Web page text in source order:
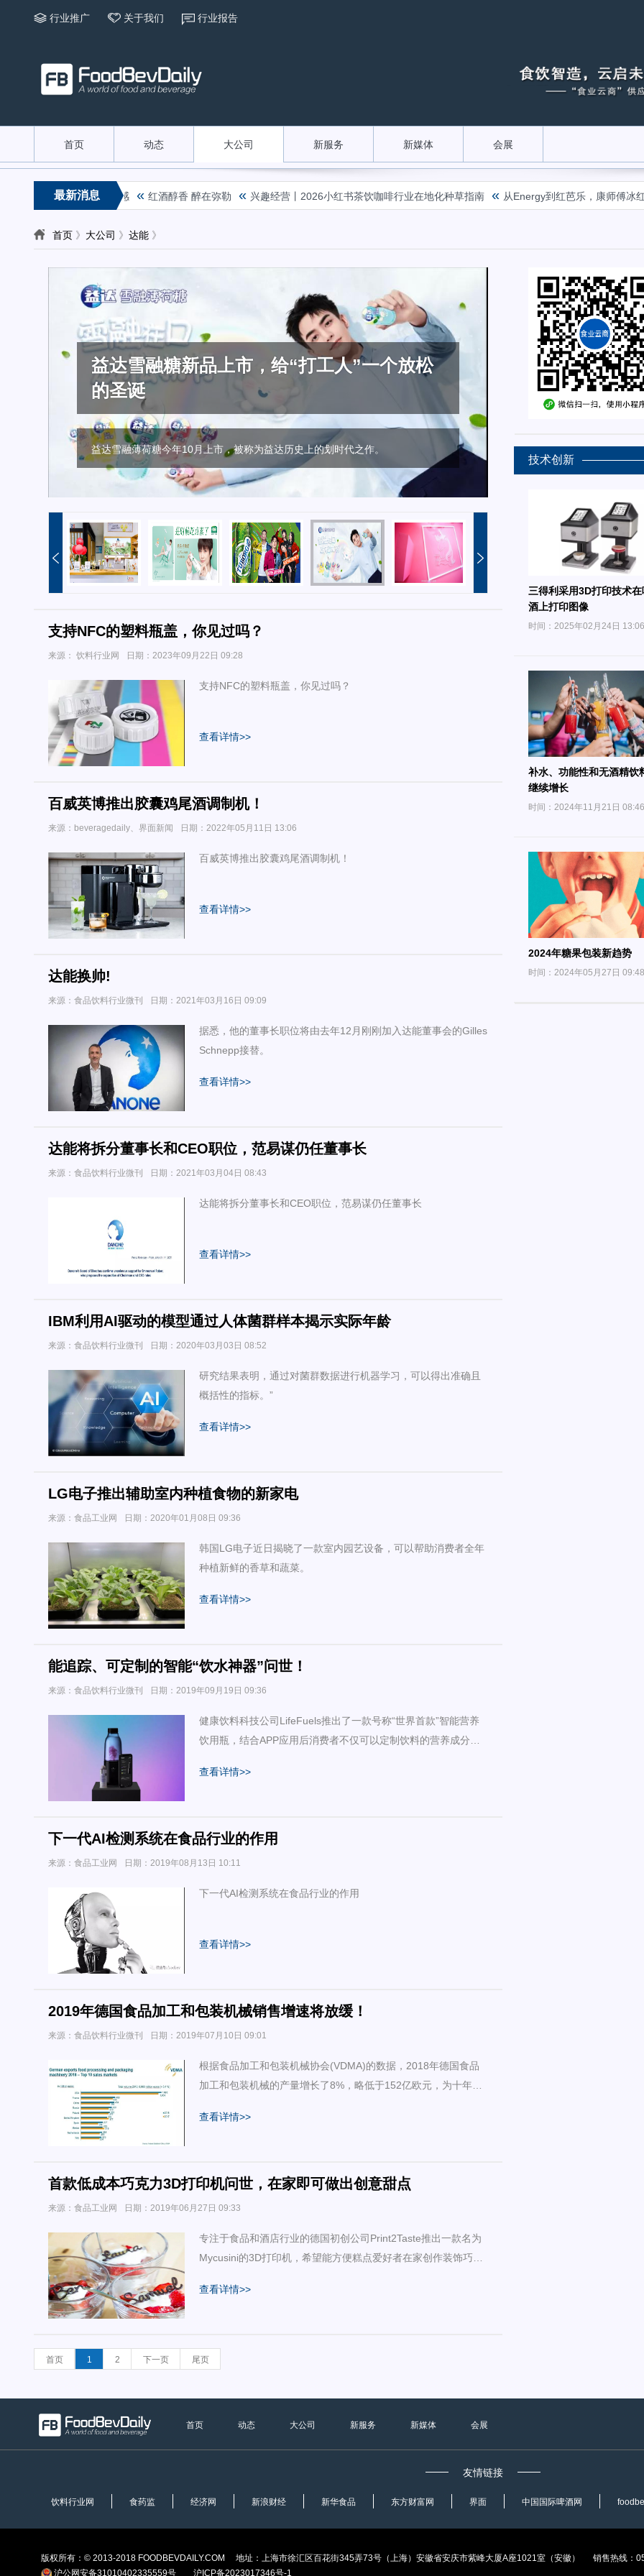
行业推广 关于我们 行业报告
首页 动态 大公司 新服务 新媒体 会展
最新消息
”重新定义秋天仪式感 « 红酒醇香 醉在弥勒 « 兴趣经营丨2026小红书茶饮咖啡行业在地化种草指南 « 从Energy到红芭乐，康师傅冰红茶
首页 》 大公司 》 达能 》
颜值？口味？话题？撩人的高品质新茶饮一
个都不能少
“奶油+”，能否成为饮品下一风口？
植物基风口，植选率先定义植物奶
植物基来势汹汹， 植选率先发力多维度定义植物奶
乐堡啤酒：好看的皮囊和好玩的灵魂，我全
都有
只有你想不到的，没有它玩不了的
益达雪融糖新品上市，给“打工人”一个放松
的圣诞
益达雪融薄荷糖今年10月上市，被称为益达历史上的划时代之作。
让消费者主动来“撩”， 味可滋如何做到的？
面对独立自主意识觉醒的Z世代，你得够潮流，够会玩。
支持NFC的塑料瓶盖，你见过吗？
来源： 饮料行业网 日期：2023年09月22日 09:28
支持NFC的塑料瓶盖，你见过吗？
查看详情>>
百威英博推出胶囊鸡尾酒调制机！
来源：beveragedaily、界面新闻 日期：2022年05月11日 13:06
百威英博推出胶囊鸡尾酒调制机！
查看详情>>
达能换帅!
来源：食品饮料行业微刊 日期：2021年03月16日 09:09
据悉，他的董事长职位将由去年12月刚刚加入达能董事会的Gilles
Schnepp接替。
查看详情>>
达能将拆分董事长和CEO职位，范易谋仍任董事长
来源：食品饮料行业微刊 日期：2021年03月04日 08:43
达能将拆分董事长和CEO职位，范易谋仍任董事长
查看详情>>
IBM利用AI驱动的模型通过人体菌群样本揭示实际年龄
来源：食品饮料行业微刊 日期：2020年03月03日 08:52
研究结果表明，通过对菌群数据进行机器学习，可以得出准确且
概括性的指标。”
查看详情>>
LG电子推出辅助室内种植食物的新家电
来源：食品工业网 日期：2020年01月08日 09:36
韩国LG电子近日揭晓了一款室内园艺设备，可以帮助消费者全年
种植新鲜的香草和蔬菜。
查看详情>>
能追踪、可定制的智能“饮水神器”问世！
来源：食品饮料行业微刊 日期：2019年09月19日 09:36
健康饮料科技公司LifeFuels推出了一款号称“世界首款”智能营养
饮用瓶，结合APP应用后消费者不仅可以定制饮料的营养成分，
查看详情>>
下一代AI检测系统在食品行业的作用
来源：食品工业网 日期：2019年08月13日 10:11
下一代AI检测系统在食品行业的作用
查看详情>>
2019年德国食品加工和包装机械销售增速将放缓！
来源：食品饮料行业微刊 日期：2019年07月10日 09:01
根据食品加工和包装机械协会(VDMA)的数据，2018年德国食品
加工和包装机械的产量增长了8%，略低于152亿欧元，为十年来
查看详情>>
首款低成本巧克力3D打印机问世，在家即可做出创意甜点
来源：食品工业网 日期：2019年06月27日 09:33
专注于食品和酒店行业的德国初创公司Print2Taste推出一款名为
Mycusini的3D打印机，希望能方便糕点爱好者在家创作装饰巧克
查看详情>>
首页 1 2 下一页 尾页
技术创新
三得利采用3D打印技术在
酒上打印图像
时间：2025年02月24日 13:06
补水、功能性和无酒精饮
继续增长
时间：2024年11月21日 08:46
2024年糖果包装新趋势
时间：2024年05月27日 09:48
首页 动态 大公司 新服务 新媒体 会展
友情链接
饮料行业网 食药监 经济网 新浪财经 新华食品 东方财富网 界面 中国国际啤酒网
版权所有：© 2013-2018 FOODBEVDAILY.COM 地址：上海市徐汇区百花街345弄73号（上海）安徽省安庆市紫峰大厦A座1021室（安徽） 销售热线
沪公网安备31010402335559号
沪ICP备2023017346号-1